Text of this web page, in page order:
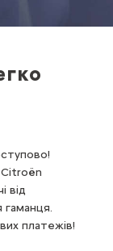
Citroën
від
гаманця.
платежів!